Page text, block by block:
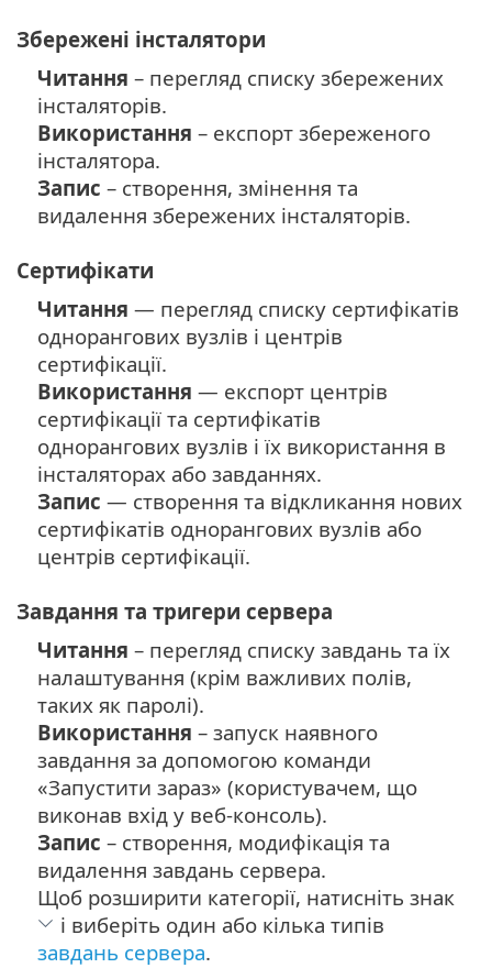
Збережені інсталятори
Читання – перегляд списку збережених
інсталяторів.
Використання – експорт збереженого
інсталятора.
Запис – створення, змінення та
видалення збережених інсталяторів.
Сертифікати
Читання — перегляд списку сертифікатів
однорангових вузлів і центрів
сертифікації.
Використання — експорт центрів
сертифікації та сертифікатів
однорангових вузлів і їх використання в
інсталяторах або завданнях.
Запис — створення та відкликання нових
сертифікатів однорангових вузлів або
центрів сертифікації.
Завдання та тригери сервера
Читання – перегляд списку завдань та їх
налаштування (крім важливих полів,
таких як паролі).
Використання – запуск наявного
завдання за допомогою команди
«Запустити зараз» (користувачем, що
виконав вхід у веб-консоль).
Запис – створення, модифікація та
видалення завдань сервера.
Щоб розширити категорії, натисніть знак
і виберіть один або кілька типів
завдань сервера.